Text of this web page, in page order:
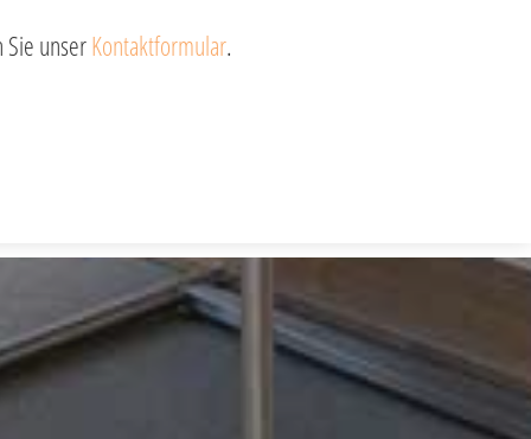
unserKontaktformular.